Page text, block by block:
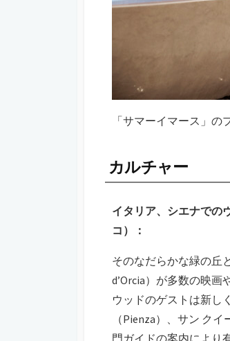
「サマーイマース」の
カルチャー
イタリア、シエナでの
コ）：
そのなだらかな緑の丘
d’Orcia）が多数の映
ウッドのゲストは新し
（Pienza）、サン ク
門ガイドの案内により